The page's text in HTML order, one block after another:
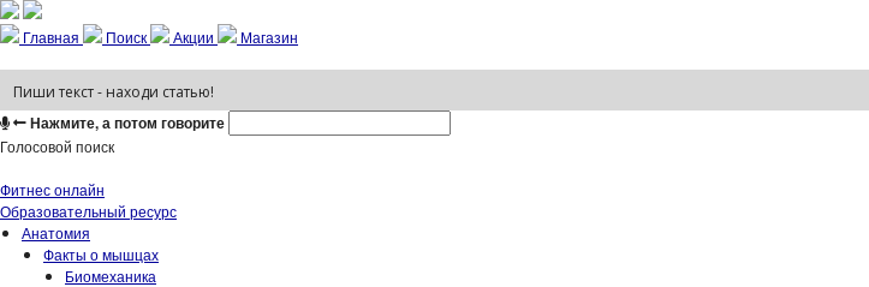
Главная Поиск Акции Магазин
Нажмите, а потом говорите
Голосовой поиск
Фитнес онлайн
Образовательный ресурс
Анатомия
Факты о мышцах
Биомеханика